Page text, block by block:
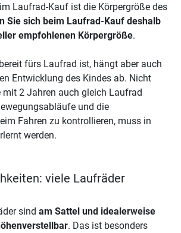
Laufrad-Kauf ist die Körpergröße des
Sie sich beim Laufrad-Kauf deshalb
empfohlenen Körpergröße.
fürs Laufrad ist, hängt aber auch
Entwicklung des Kindes ab. Nicht
mit 2 Jahren auch gleich Laufrad
und die
Fahren zu kontrollieren, muss in
werden.
viele Laufräder
sind am Sattel und idealerweise
. Das ist besonders